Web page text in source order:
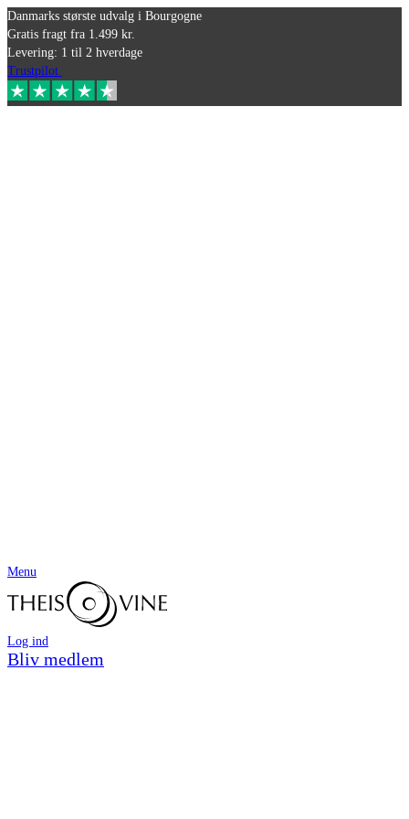
Danmarks største udvalg i Bourgogne
Gratis fragt fra 1.499 kr.
Levering: 1 til 2 hverdage
Trustpilot
Menu
Log ind
Bliv medlem